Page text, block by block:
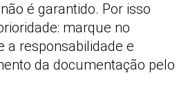
é garantido. Por isso
marque no
a responsabilidade e
da documentação pelo